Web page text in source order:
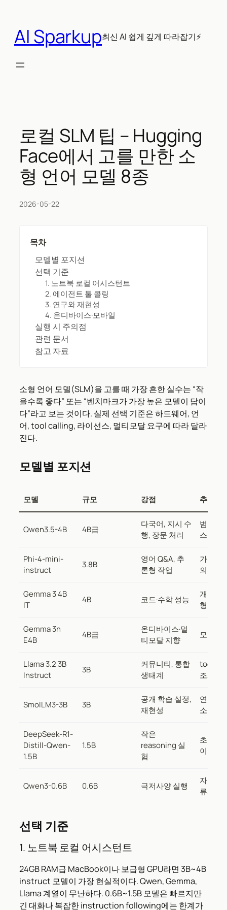
AI Sparkup최신 AI 쉽게 깊게 따라잡기⚡
로컬 SLM 팁 – Hugging
Face에서 고를 만한 소
형 언어 모델 8종
2026-05-22
목차
모델별 포지션
선택 기준
1. 노트북 로컬 어시스턴트
2. 에이전트 툴 콜링
3. 연구와 재현성
4. 온디바이스·모바일
실행 시 주의점
관련 문서
참고 자료
소형 언어 모델(SLM)을 고를 때 가장 흔한 실수는 “작
을수록 좋다” 또는 “벤치마크가 가장 높은 모델이 답이
다”라고 보는 것이다. 실제 선택 기준은 하드웨어, 언
어, tool calling, 라이선스, 멀티모달 요구에 따라 달라
진다.
모델별 포지션
모델 규모 강점 추천 용
Qwen3.5-4B 4B급
다국어, 지시 수
행, 장문 처리
범용 로
스턴트
Phi-4-mini-
instruct
3.8B
영어 Q&A, 추
론형 작업
가벼운
의
Gemma 3 4B
IT
4B 코드·수학 성능
개발 보
형 작업
Gemma 3n
E4B
4B급
온디바이스·멀
티모달 지향
모바일
Llama 3.2 3B
Instruct
3B
커뮤니티, 통합
생태계
tool
조화 출
SmolLM3-3B 3B
공개 학습 설정,
재현성
연구·교
소스
DeepSeek-R1-
Distill-Qwen-
1.5B
1.5B
작은
reasoning 실
험
초경량
이프라
Qwen3-0.6B 0.6B 극저사양 실행
자동완
류, 프
선택 기준
1. 노트북 로컬 어시스턴트
24GB RAM급 MacBook이나 보급형 GPU라면 3B~4B
instruct 모델이 가장 현실적이다. Qwen, Gemma,
Llama 계열이 무난하다. 0.6B~1.5B 모델은 빠르지만
긴 대화나 복잡한 instruction following에는 한계가